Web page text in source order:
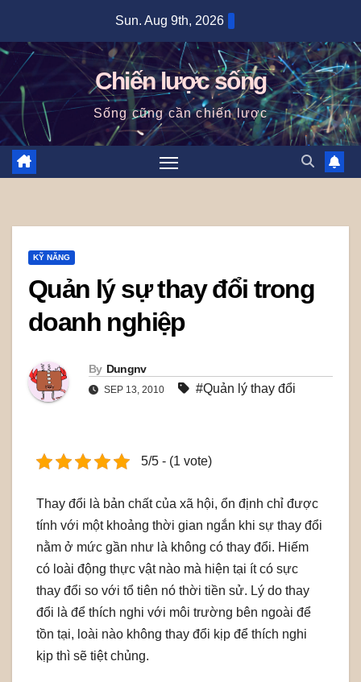
content
Sun. Aug 9th, 2026
Chiến lược sống
Sống cũng cần chiến lược
KỸ NĂNG
Quản lý sự thay đổi trong
doanh nghiệp
By Dungnv
SEP 13, 2010 #Quản lý thay đổi
5/5 - (1 vote)
Thay đổi là bản chất của xã hội, ổn định chỉ được
tính với một khoảng thời gian ngắn khi sự thay đổi
nằm ở mức gần như là không có thay đổi. Hiếm
có loài động thực vật nào mà hiện tại ít có sực
thay đổi so với tổ tiên nó thời tiền sử. Lý do thay
đổi là để thích nghi với môi trường bên ngoài để
tồn tại, loài nào không thay đổi kịp để thích nghi
kịp thì sẽ tiệt chủng.